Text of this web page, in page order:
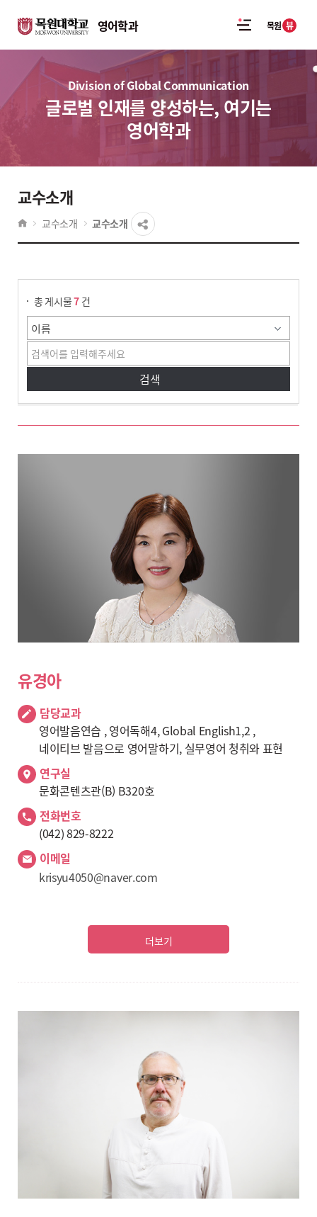
영어학과 목원 뷰
Division of Global Communication
글로벌 인재를 양성하는, 여기는
영어학과
교수소개
교수소개 교수소개
총 게시물7건
유경아
담당교과
영어발음연습 , 영어독해4, Global English1,2 ,
네이티브 발음으로 영어말하기, 실무영어 청취와 표현
연구실
문화콘텐츠관(B) B320호
전화번호
(042) 829-8222
이메일
krisyu4050@naver.com
더보기